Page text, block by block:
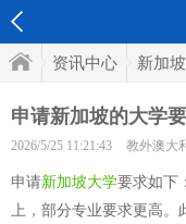
资讯中心 新加
申请新加坡的大学
2026/5/25 11:21:43 教外澳大
申请新加坡大学要求如下
上，部分专业要求更高。